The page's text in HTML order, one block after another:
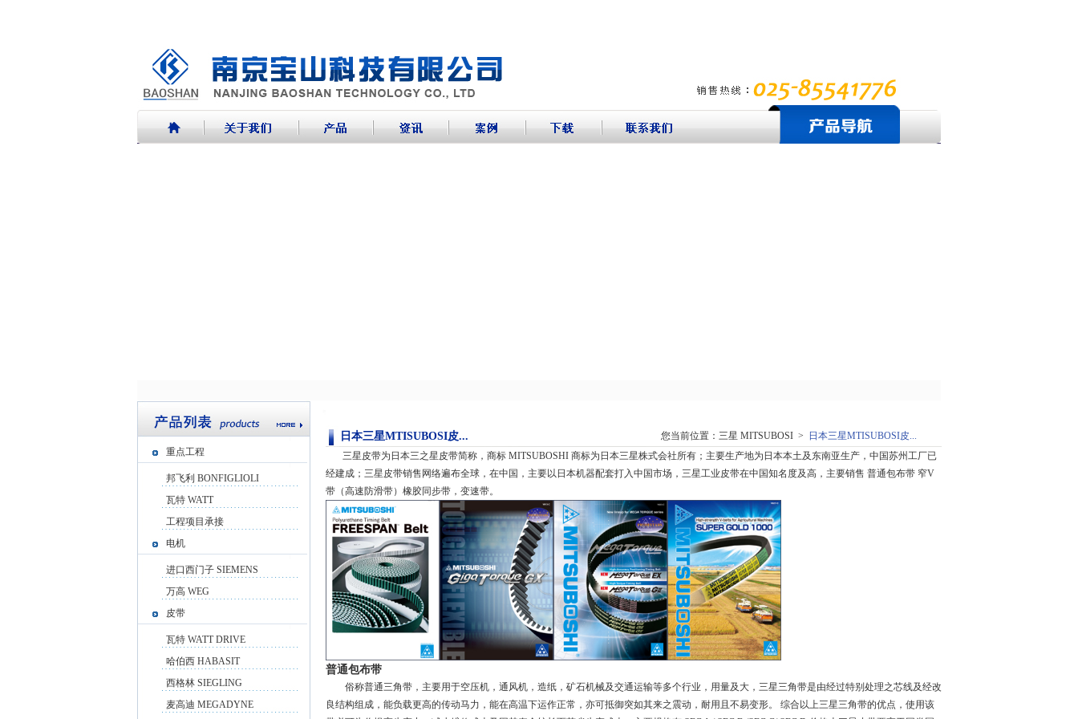
重点工程
邦飞利 BONFIGLIOLI
瓦特 WATT
工程项目承接
电机
进口西门子 SIEMENS
万高 WEG
皮带
瓦特 WATT DRIVE
哈伯西 HABASIT
西格林 SIEGLING
麦高迪 MEGADYNE
日本三星MTISUBOSI皮... 您当前位置：三星 MITSUBOSI >
日本三星MTISUBOSI皮...
三星皮带为日本三之星皮带简称，商标 MITSUBOSHI 商标为日本三星株式会社所有；主要生产地为日本本土及东南亚生产，中国苏州工厂已
经建成；三星皮带销售网络遍布全球，在中国，主要以日本机器配套打入中国市场，三星工业皮带在中国知名度及高，主要销售 普通包布带 窄V
带（高速防滑带）橡胶同步带，变速带。
普通包布带
俗称普通三角带，主要用于空压机，通风机，造纸，矿石机械及交通运输等多个行业，用量及大，三星三角带是由经过特别处理之芯线及经改
良结构组成，能负载更高的传动马力，能在高温下运作正常，亦可抵御突如其来之震动，耐用且不易变形。 综合以上三星三角带的优点，使用该